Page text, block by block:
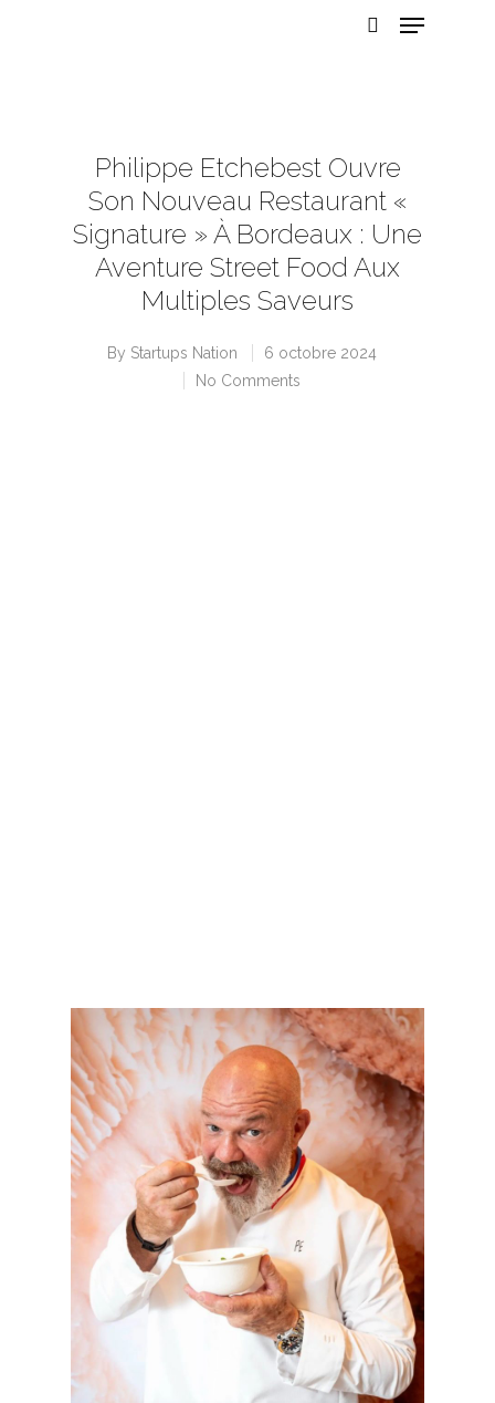
Philippe Etchebest Ouvre
Son Nouveau Restaurant «
Signature » À Bordeaux : Une
Aventure Street Food Aux
Multiples Saveurs
By Startups Nation
6 octobre 2024
No Comments